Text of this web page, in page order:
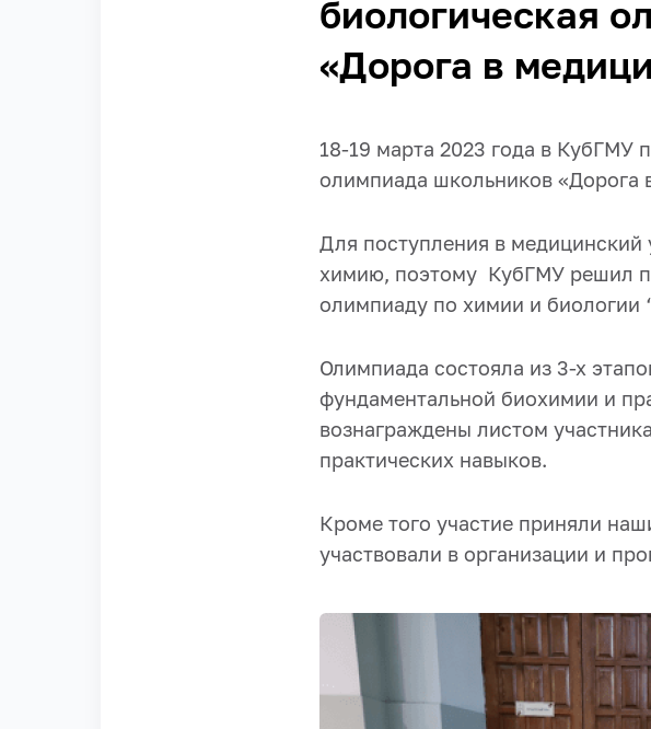
биологическая
«Дорога в
18-19 марта 2023 года в КубГМУ
олимпиада школьников «Дорога
Для поступления в медицинский
химию, поэтому КубГМУ решил
олимпиаду по химии и биологии
Олимпиада состояла из 3-х
фундаментальной биохимии и
вознаграждены листом
практических навыков.
Кроме того участие приняли
участвовали в организации и